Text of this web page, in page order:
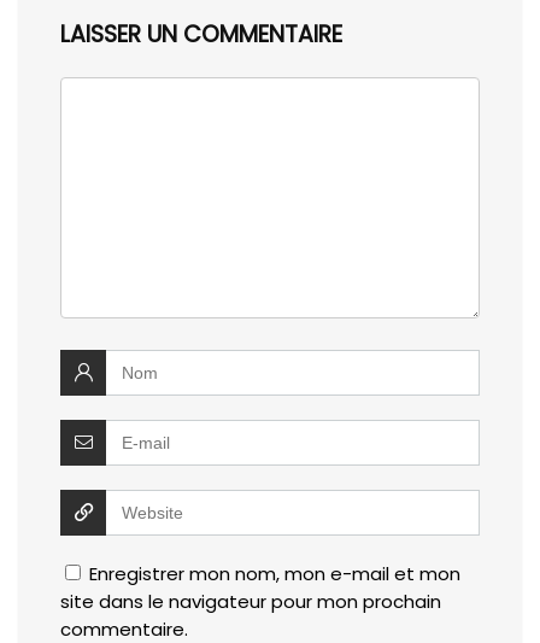
LAISSER UN COMMENTAIRE
Enregistrer mon nom, mon e-mail et mon
site dans le navigateur pour mon prochain
commentaire.